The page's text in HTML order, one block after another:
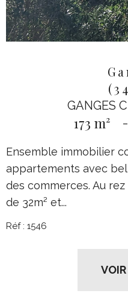
GANGES
173 m² -
Ensemble immobilier
appartements avec
des commerces. Au
de 32m² et...
Réf : 1546